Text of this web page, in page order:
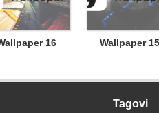
16 Wallpaper
Tagovi